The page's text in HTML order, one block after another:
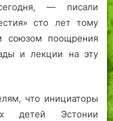
— писали
сто лет тому
союзом поощрения
и лекции на эту
что инициаторы
детей Эстонии